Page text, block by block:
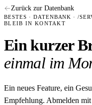
Zurück zur Datenbank
BESTES · DATENBANK · /
BLEIB IN KONTAKT
Ein kurzer
einmal im
Ein neues Feature, ein
Empfehlung. Abmelden